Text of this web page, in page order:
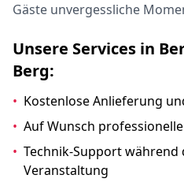
Gäste unvergessliche
Unsere Services in
Berg:
• Kostenlose Anlieferung
• Auf Wunsch
• Technik-Support während
Veranstaltung